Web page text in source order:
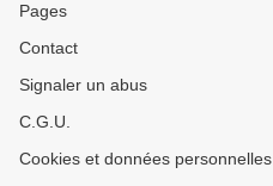
Pages
Contact
Signaler un abus
C.G.U.
Cookies et données personnelles